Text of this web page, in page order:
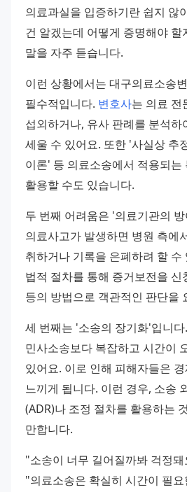
의료과실을 입증하기란 쉽지 않
건 알겠는데 어떻게 증명해야
말을 자주 듣습니다.
이런 상황에서는 대구의료소송
필수적입니다. 변호사는 의료 전
섭외하거나, 유사 판례를 분석하
세울 수 있어요. 또한 '사실상 추
이론' 등 의료소송에서 적용되는
활용할 수도 있습니다.
두 번째 어려움은 '의료기관의
의료사고가 발생하면 병원 측에
취하거나 기록을 은폐하려 할 수
법적 절차를 통해 증거보전을
등의 방법으로 객관적인 판단을
세 번째는 '소송의 장기화'입니
민사소송보다 복잡하고 시간이
있어요. 이로 인해 피해자들은
느끼게 됩니다. 이런 경우, 소송
(ADR)나 조정 절차를 활용하는
만합니다.
"소송이 너무 길어질까봐 걱정
"의료소송은 확실히 시간이 필